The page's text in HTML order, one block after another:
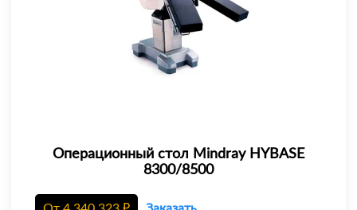
Операционный стол Mindray HYBASE
8300/8500